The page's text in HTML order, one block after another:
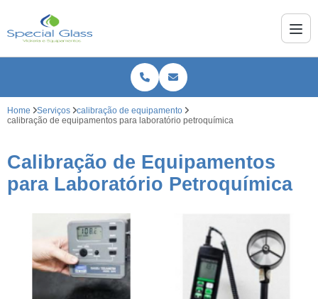
Home Serviços
calibração de equipamento
calibração de equipamentos para laboratório petroquímica
Calibração de Equipamentos
para Laboratório Petroquímica